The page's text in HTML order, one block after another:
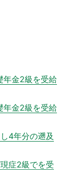
年金2級を受給
年金2級を受給
4年分の遡及
症2級でを受